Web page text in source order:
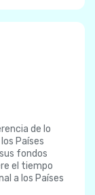
de lo
Países
fondos
el tiempo
a los Países